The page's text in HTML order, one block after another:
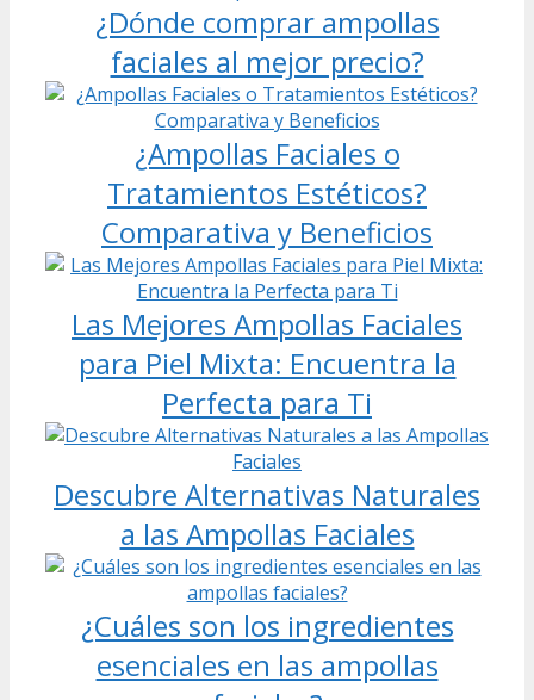
¿Dónde comprar ampollas
faciales al mejor precio?
¿Ampollas Faciales o
Tratamientos Estéticos?
Comparativa y Beneficios
Las Mejores Ampollas Faciales
para Piel Mixta: Encuentra la
Perfecta para Ti
Descubre Alternativas Naturales
a las Ampollas Faciales
¿Cuáles son los ingredientes
esenciales en las ampollas